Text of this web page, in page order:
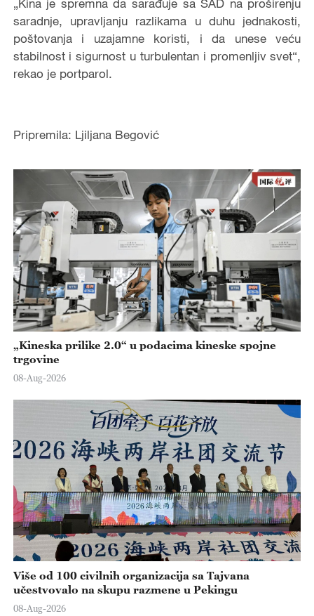
„Kina je spremna da sarađuje sa SAD na proširenju
saradnje, upravljanju razlikama u duhu jednakosti,
poštovanja i uzajamne koristi, i da unese veću
stabilnost i sigurnost u turbulentan i promenljiv svet“,
rekao je portparol.
Pripremila: Ljiljana Begović
„Kineska prilike 2.0“ u podacima kineske spojne
trgovine
08-Aug-2026
Više od 100 civilnih organizacija sa Tajvana
učestvovalo na skupu razmene u Pekingu
08-Aug-2026